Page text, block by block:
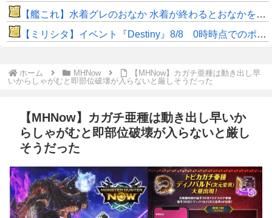
【艦これ】水着グレのおなか 水着が終わるとおなかを隠してしまうから今のうちに堪能しておく 他
【ミリシタ】イベント『Destiny』8/8 0時時点でのポイント、ハイスコアのボーダー
ホーム MHNow
【MHNow】カガチ亜種は動き出し早
いからしゃがむと即部位破壊が入らないと厳しそうだった
【MHNow】カガチ亜種は動き出し早いか
らしゃがむと即部位破壊が入らないと厳し
そうだった